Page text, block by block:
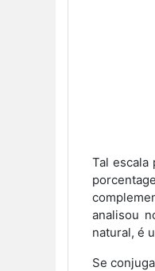
Tal escala
analisou
natural, é
Se